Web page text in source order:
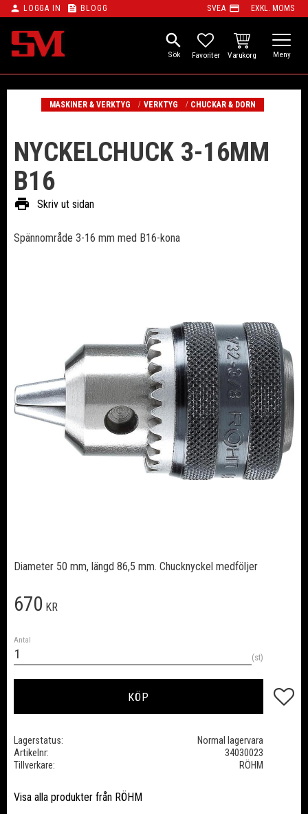
Meny
person LOGGA IN feed BLOGG SVEA payment EXKL. MOMS
search
FAVORITER
KUNDVAGN
MASKINER & VERKTYG VERKTYG CHUCKAR & DORN
NYCKELCHUCK 3-16MM
B16
print Skriv ut sidan
Spännområde 3-16 mm med B16-kona
Diameter 50 mm, längd 86,5 mm. Chucknyckel medföljer
670 KR
Antal
st
KÖP Lägg
Lagerstatus
Normal lagervara
Artikelnr
34030023
Tillverkare
RÖHM
Visa alla produkter från RÖHM